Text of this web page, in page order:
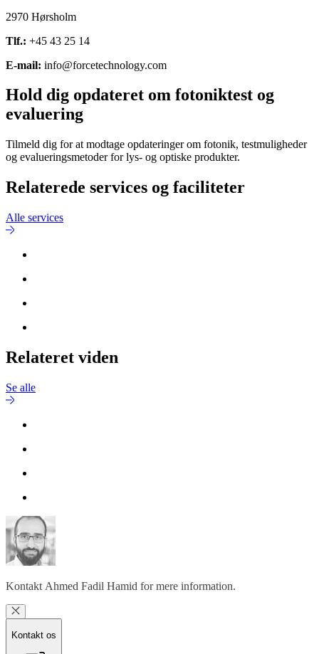
2970 Hørsholm
Tlf.: +45 43 25 14
E-mail: info@forcetechnology.com
Hold dig opdateret om fotoniktest og
evaluering
Tilmeld dig for at modtage opdateringer om fotonik, testmuligheder
og evalueringsmetoder for lys- og optiske produkter.
Relaterede services og faciliteter
Alle services
Relateret viden
Se alle
Kontakt Ahmed Fadil Hamid for mere information.
Kontakt os